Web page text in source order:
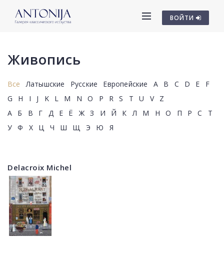
ВОЙТИ
Живопись
Все Латышские Русские Европейские A B C D E
F
G
H I J K L M N O P R S T U V
Z
А
Б В Г Д Е Ё Ж З И Й К Л М Н О П Р С
Т
У
Ф Х Ц Ч Ш Щ Э Ю Я
Delacroix Michel